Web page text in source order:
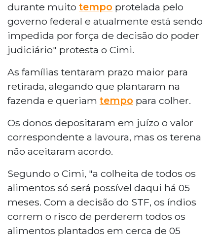
durante muito tempo protelada pelo
governo federal e atualmente está sendo
impedida por força de decisão do poder
judiciário" protesta o Cimi.
As famílias tentaram prazo maior para
retirada, alegando que plantaram na
fazenda e queriam tempo para colher.
Os donos depositaram em juízo o valor
correspondente a lavoura, mas os terena
não aceitaram acordo.
Segundo o Cimi, "a colheita de todos os
alimentos só será possível daqui há 05
meses. Com a decisão do STF, os índios
correm o risco de perderem todos os
alimentos plantados em cerca de 05